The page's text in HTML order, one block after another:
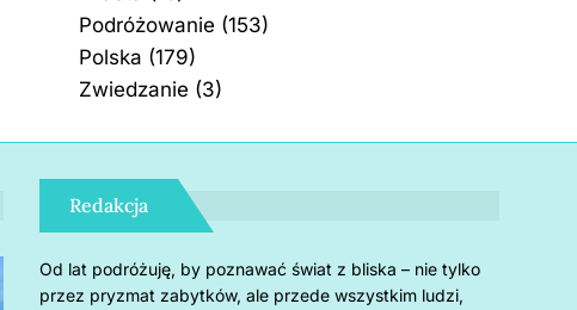
Podróżowanie (153)
Polska (179)
Zwiedzanie (3)
Redakcja
Od lat podróżuję, by poznawać świat z bliska – nie tylko
przez pryzmat zabytków, ale przede wszystkim ludzi,